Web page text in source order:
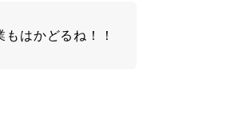
はかどるね！！